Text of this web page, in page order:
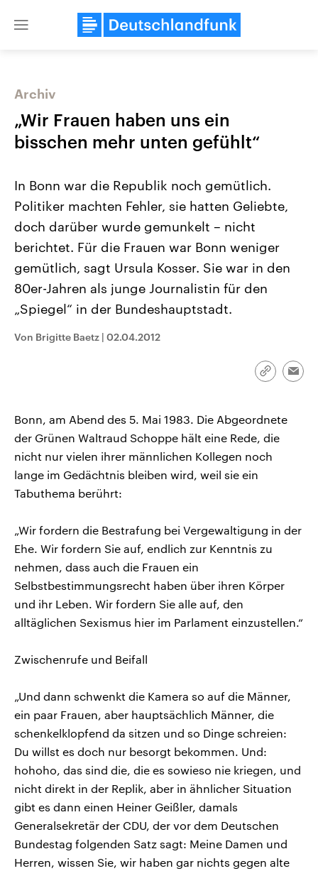
Close
Landtagswahl Sachsen-Anhalt
Alle Informationen
Sachsen-Anhalt wählt am 6.
September 2026 einen neuen
Landtag. Seit 2021 wird das
Bundesland von einer Koalition aus
Umfragen, Prognosen,
USA
Hintergründe
Wirtschaftlich und
gehören die Vereinigten
den mächtigsten Ländern
mit großem Einfluss auf
Archiv
„Wir Frauen haben uns ein
bisschen mehr unten gefühlt“
In Bonn war die Republik noch gemütlich.
Politiker machten Fehler, sie hatten Geliebte,
doch darüber wurde gemunkelt – nicht
berichtet. Für die Frauen war Bonn weniger
gemütlich, sagt Ursula Kosser. Sie war in den
80er-Jahren als junge Journalistin für den
„Spiegel“ in der Bundeshauptstadt.
Von Brigitte Baetz | 02.04.2012
Link
Bonn, am Abend des 5. Mai 1983. Die Abgeordnete
der Grünen Waltraud Schoppe hält eine Rede, die
nicht nur vielen ihrer männlichen Kollegen noch
lange im Gedächtnis bleiben wird, weil sie ein
Tabuthema berührt:
„Wir fordern die Bestrafung bei Vergewaltigung in der
Ehe. Wir fordern Sie auf, endlich zur Kenntnis zu
nehmen, dass auch die Frauen ein
Selbstbestimmungsrecht haben über ihren Körper
und ihr Leben. Wir fordern Sie alle auf, den
alltäglichen Sexismus hier im Parlament einzustellen.“
Zwischenrufe und Beifall
„Und dann schwenkt die Kamera so auf die Männer,
ein paar Frauen, aber hauptsächlich Männer, die
schenkelklopfend da sitzen und so Dinge schreien:
Du willst es doch nur besorgt bekommen. Und:
hohoho, das sind die, die es sowieso nie kriegen, und
nicht direkt in der Replik, aber in ähnlicher Situation
gibt es dann einen Heiner Geißler, damals
Generalsekretär der CDU, der vor dem Deutschen
Bundestag folgenden Satz sagt: Meine Damen und
Herren, wissen Sie, wir haben gar nichts gegen alte